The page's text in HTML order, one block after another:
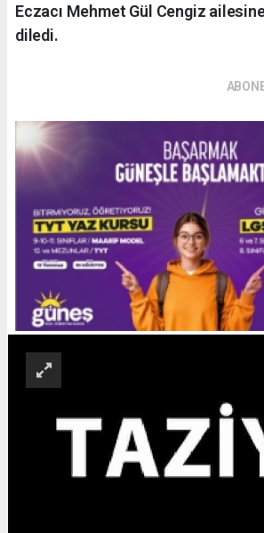
Eczacı Mehmet Gül Cengiz
diledi.